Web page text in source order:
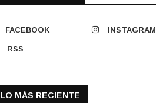
FACEBOOK INSTAGRAM
RSS
LO MÁS RECIENTE